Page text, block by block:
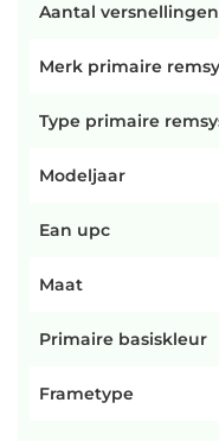
Aantal versnellingen
Merk primaire
Type primaire
Modeljaar
Ean upc
Maat
Primaire basiskleur
Frametype